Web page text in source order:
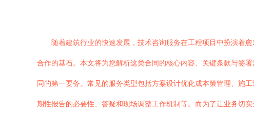
随着建筑行业的快速发展，技术咨询服务在工程项目中扮演着
合作的基石。本文将为您解析这类合同的核心内容、关键条款与签
同的第一要务。常见的服务类型包括方案设计优化成本策管理、施
期性报告的必要性、答疑和现场调整工作机制等。而为了让业务切